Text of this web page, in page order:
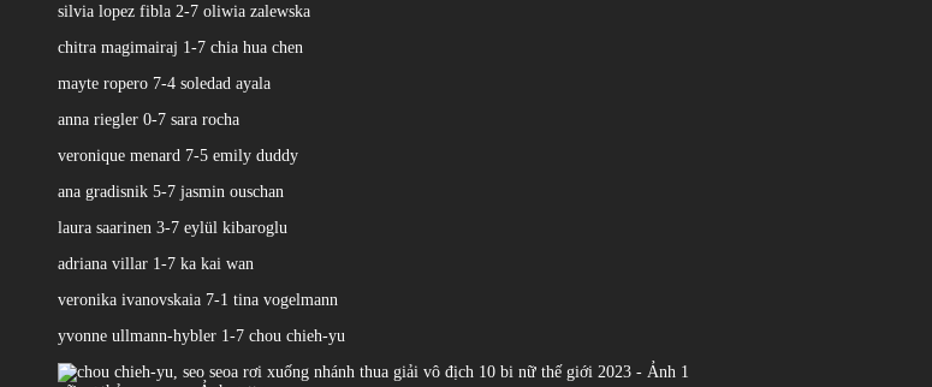
silvia lopez fibla 2-7 oliwia zalewska
chitra magimairaj 1-7 chia hua chen
mayte ropero 7-4 soledad ayala
anna riegler 0-7 sara rocha
veronique menard 7-5 emily duddy
ana gradisnik 5-7 jasmin ouschan
laura saarinen 3-7 eylül kibaroglu
adriana villar 1-7 ka kai wan
veronika ivanovskaia 7-1 tina vogelmann
yvonne ullmann-hybler 1-7 chou chieh-yu